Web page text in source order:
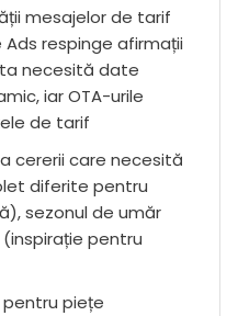
mesajelor de tarif
respinge afirmații
necesită date
iar OTA-urile
de tarif
cererii care necesită
diferite pentru
sezonul de umăr
pentru
pentru piețe